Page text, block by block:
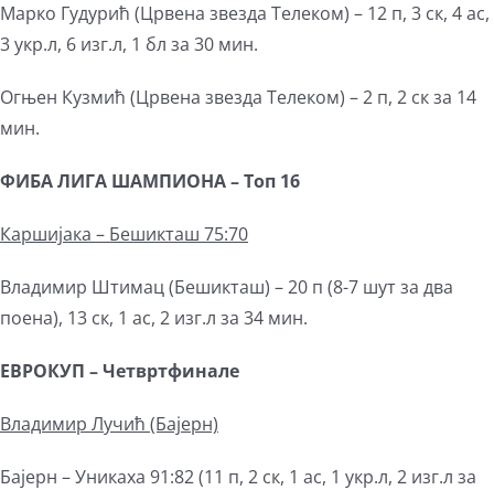
Марко Гудурић (Црвена звезда Телеком) – 12 п, 3 ск, 4 ас,
3 укр.л, 6 изг.л, 1 бл за 30 мин.
Огњен Кузмић (Црвена звезда Телеком) – 2 п, 2 ск за 14
мин.
ФИБА ЛИГА ШАМПИОНА – Топ 16
Каршијака – Бешикташ 75:70
Владимир Штимац (Бешикташ) – 20 п (8-7 шут за два
поена), 13 ск, 1 ас, 2 изг.л за 34 мин.
EВРОКУП – Четвртфинале
Владимир Лучић (Бајерн)
Бајерн – Уникаха 91:82 (11 п, 2 ск, 1 ас, 1 укр.л, 2 изг.л за